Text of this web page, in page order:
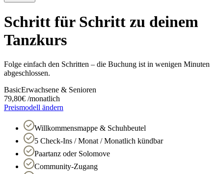
Schritt für Schritt zu deinem
Tanzkurs
Folge einfach den Schritten – die Buchung ist in wenigen Minuten
abgeschlossen.
BasicErwachsene & Senioren
79,80€ /monatlich
Preismodell ändern
Willkommensmappe & Schuhbeutel
5 Check-Ins / Monat / Monatlich kündbar
Paartanz oder Solomove
Community-Zugang